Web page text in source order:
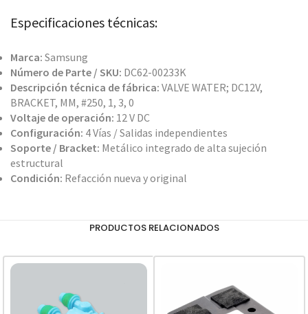
Especificaciones técnicas:
Marca: Samsung
Número de Parte / SKU: DC62-00233K
Descripción técnica de fábrica: VALVE WATER; DC12V,
BRACKET, MM, #250, 1, 3, 0
Voltaje de operación: 12 V DC
Configuración: 4 Vías / Salidas independientes
Soporte / Bracket: Metálico integrado de alta sujeción
estructural
Condición: Refacción nueva y original
PRODUCTOS RELACIONADOS